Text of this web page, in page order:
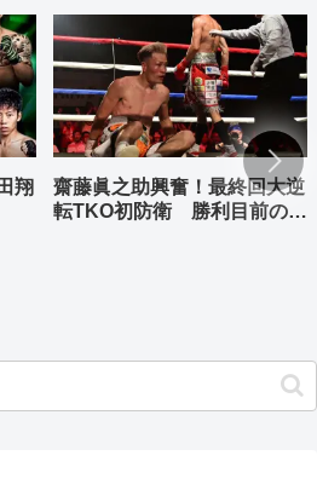
翔
齋藤眞之助興奮！最終回大逆
転TKO初防衛 勝利目前の村